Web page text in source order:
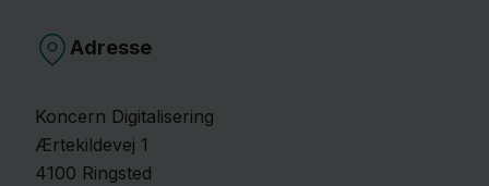
Adresse
Koncern Digitalisering
Ærtekildevej 1
4100 Ringsted